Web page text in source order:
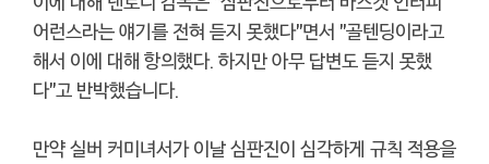
어런스라는 얘기를 전혀 듣지 못했다"면서 "골텐딩이라고
해서 이에 대해 항의했다. 하지만 아무 답변도 듣지 못했
다"고 반박했습니다.
만약 실버 커미녀서가 이날 심판진이 심각하게 규칙 적용을